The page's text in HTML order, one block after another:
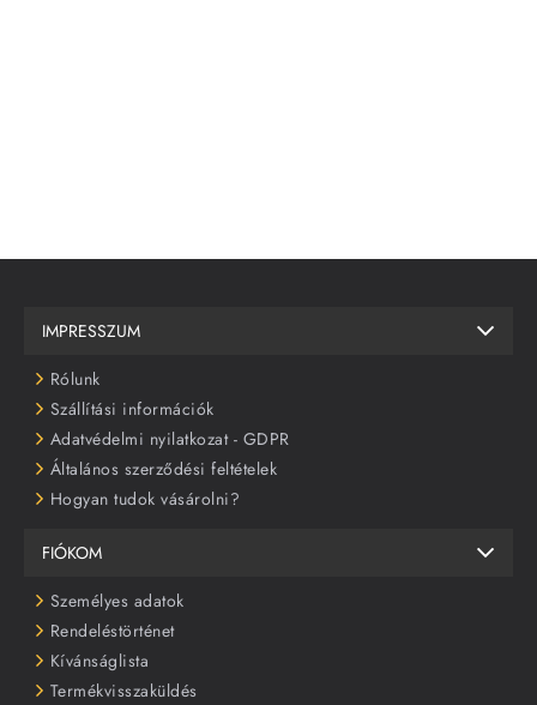
IMPRESSZUM
Rólunk
Szállítási információk
Adatvédelmi nyilatkozat - GDPR
Általános szerződési feltételek
Hogyan tudok vásárolni?
FIÓKOM
Személyes adatok
Rendeléstörténet
Kívánságlista
Termékvisszaküldés